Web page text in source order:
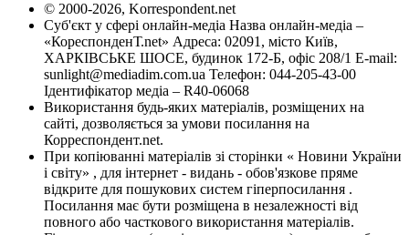
© 2000-2026, Korrespondent.net
Суб'єкт у сфері онлайн-медіа Назва онлайн-медіа –
«КореспонденТ.net» Адреса: 02091, місто Київ,
ХАРКІВСЬКЕ ШОСЕ, будинок 172-Б, офіс 208/1 E-mail:
sunlight@mediadim.com.ua Телефон: 044-205-43-00
Ідентифікатор медіа – R40-06068
Використання будь-яких матеріалів, розміщених на
сайті, дозволяється за умови посилання на
Корреспондент.net.
При копіюванні матеріалів зі сторінки « Новини України
і світу» , для інтернет - видань - обов'язкове пряме
відкрите для пошукових систем гіперпосилання .
Посилання має бути розміщена в незалежності від
повного або часткового використання матеріалів.